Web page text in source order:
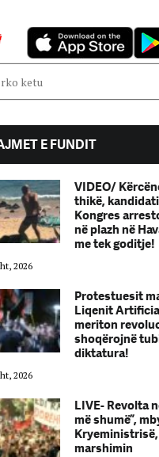
E FUNDIT
VIDEO/
thikë,
Kongres
në plazh në
me tek goditje!
2026
Protestuesit
Liqenit
meriton
shoqërojnë
diktatura!
2026
LIVE- Revolta
më shumë”,
marshimin